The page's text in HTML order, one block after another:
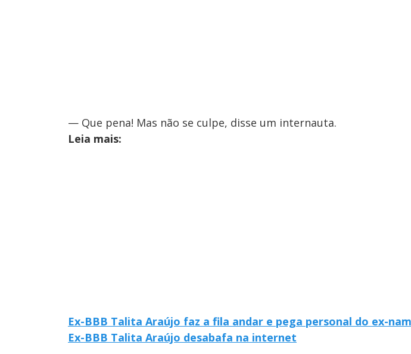
— Que pena! Mas não se culpe, disse um internauta.
Leia mais:
Ex-BBB Talita Araújo faz a fila andar e pega personal do ex-
Ex-BBB Talita Araújo desabafa na internet